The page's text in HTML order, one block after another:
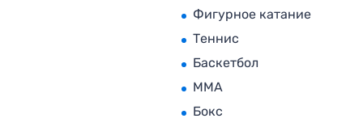
Фигурное катание
Теннис
Баскетбол
MMA
Бокс